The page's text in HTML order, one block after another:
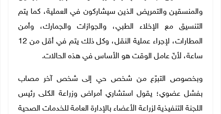
والمنسقين والتمريض الذين سيشاركون في العملية، كما يتم
التنسيق مع الإخلاء الطبي، والجوازات والجمارك، وأمن
المطارات، لإجراء عملية النقل، وكل ذلك يتم في أقل من 12
ساعة، لأنّ عامل الوقت هو الأساس في هذه الحالات.
وبخصوص التبرّع من شخص حي إلى شخص آخر مصاب
بفشل عضوي؛ يقول استشاري أمراض وزراعة الكلى رئيس
اللجنة التنفيذية لزراعة الأعضاء بالإدارة العامة للخدمات الصحية